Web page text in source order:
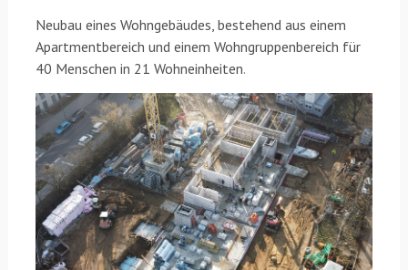
Neubau eines Wohngebäudes, bestehend aus einem
Apartmentbereich und einem Wohngruppenbereich für
40 Menschen in 21 Wohneinheiten.